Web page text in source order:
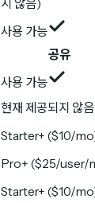
지 않음)
사용 가능
공유
사용 가능
현재 제공되지 않음
Starter+ ($10/
Pro+ ($25/user/
Starter+ ($10/